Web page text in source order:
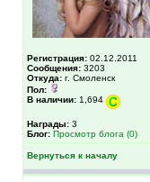
Регистрация: 02.12.2011
Сообщения: 3203
Откуда: г. Смоленск
Пол:
В наличии: 1,694
Награды: 3
Блог: Просмотр блога (0)
Вернуться к началу